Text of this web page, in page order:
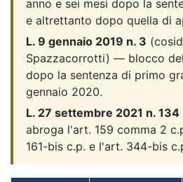
anno e sei mesi dopo la
e altrettanto dopo quella di
L. 9 gennaio 2019 n. 3
Spazzacorrotti) — blocco
dopo la sentenza di primo
gennaio 2020.
L. 27 settembre 2021 n. 134
abroga l'art. 159 comma 2
161-bis c.p. e l'art. 344-bis